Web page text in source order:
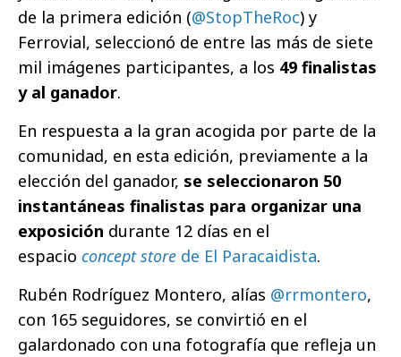
de la primera edición (@StopTheRoc) y
Ferrovial, seleccionó de entre las más de siete
mil imágenes participantes, a los 49 finalistas
y al ganador.
En respuesta a la gran acogida por parte de la
comunidad, en esta edición, previamente a la
elección del ganador, se seleccionaron 50
instantáneas finalistas para organizar una
exposición durante 12 días en el
espacio concept store de El Paracaidista.
Rubén Rodríguez Montero, alías @rrmontero,
con 165 seguidores, se convirtió en el
galardonado con una fotografía que refleja un